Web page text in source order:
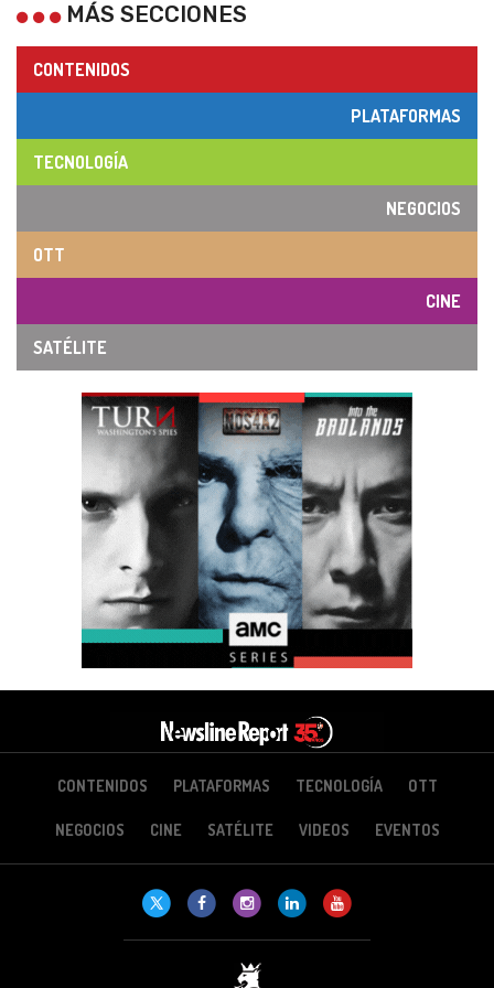
MÁS SECCIONES
CONTENIDOS
PLATAFORMAS
TECNOLOGÍA
NEGOCIOS
OTT
CINE
SATÉLITE
CONTENIDOS PLATAFORMAS TECNOLOGÍA OTT
NEGOCIOS CINE SATÉLITE VIDEOS EVENTOS